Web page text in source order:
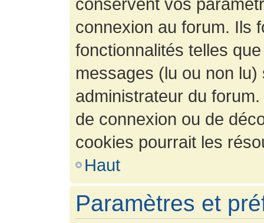
connexion au forum. Ils
fonctionnalités telles
messages (lu ou non
administrateur du
de connexion ou de
cookies pourrait les
Haut
Paramètres et